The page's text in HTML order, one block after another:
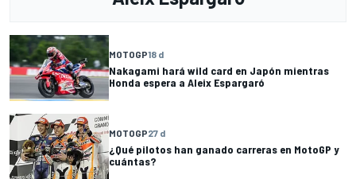
MOTOGP18 d
Nakagami hará wild card en Japón mientras
Honda espera a Aleix Espargaró
MOTOGP27 d
¿Qué pilotos han ganado carreras en MotoGP y
cuántas?